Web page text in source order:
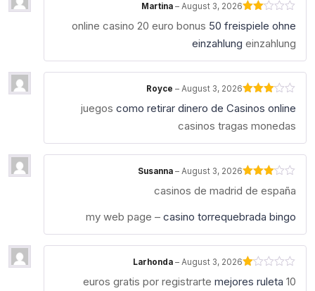
2
out
of 5
Martina– August 3, 2026
online casino 20 euro bonus 50 freispiele ohne
einzahlung einzahlung
3out
Royce– August 3, 2026
juegos como retirar dinero de Casinos online
casinos tragas monedas
3out
Susanna– August 3, 2026
casinos de madrid de españa
my web page – casino torrequebrada bingo
1
Larhonda– August 3, 2026
10 euros gratis por registrarte
mejores ruleta